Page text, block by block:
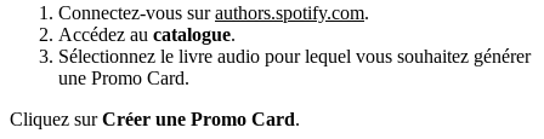
Connectez-vous surauthors.spotify.com.
Accédez au catalogue.
Sélectionnez le livre audio pour lequel vous souhaitez générer
une Promo Card.
Cliquez surCréer une Promo Card.